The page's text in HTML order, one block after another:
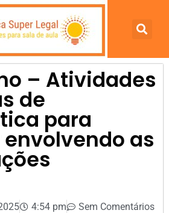
– Atividades
de
para
as
4:54 pm Sem Comentários